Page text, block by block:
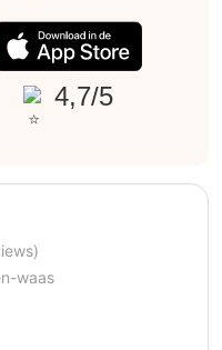
4,7/5
waas